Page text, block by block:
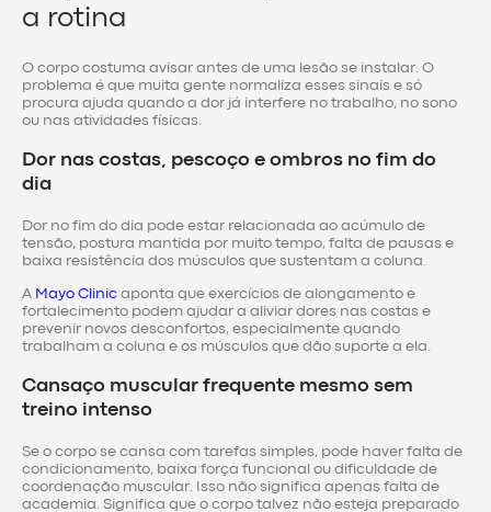
a rotina
O corpo costuma avisar antes de uma lesão se instalar. O
problema é que muita gente normaliza esses sinais e só
procura ajuda quando a dor já interfere no trabalho, no sono
ou nas atividades físicas.
Dor nas costas, pescoço e ombros no fim do
dia
Dor no fim do dia pode estar relacionada ao acúmulo de
tensão, postura mantida por muito tempo, falta de pausas e
baixa resistência dos músculos que sustentam a coluna.
A Mayo Clinic aponta que exercícios de alongamento e
fortalecimento podem ajudar a aliviar dores nas costas e
prevenir novos desconfortos, especialmente quando
trabalham a coluna e os músculos que dão suporte a ela.
Cansaço muscular frequente mesmo sem
treino intenso
Se o corpo se cansa com tarefas simples, pode haver falta de
condicionamento, baixa força funcional ou dificuldade de
coordenação muscular. Isso não significa apenas falta de
academia. Significa que o corpo talvez não esteja preparado